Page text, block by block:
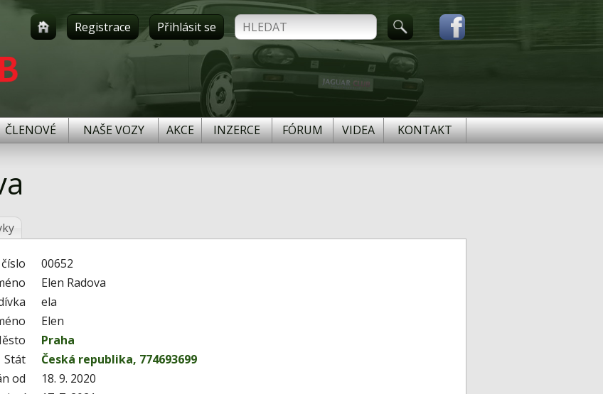
Registrace Přihlásit se
ČLENOVÉ NAŠE VOZY AKCE INZERCE FÓRUM VIDEA KONTAKT
00652
Elen Radova
ela
Elen
Praha
Stát
Česká republika, 774693699
od
18. 9. 2020